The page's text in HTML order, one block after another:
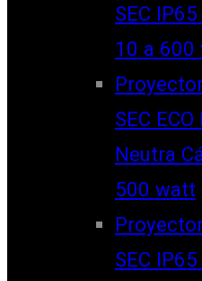
SEC
10 a 600
SEC
Neutra
500 watt
SEC